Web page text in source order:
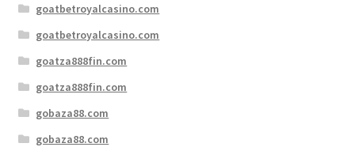
goatbetroyalcasino.com
goatbetroyalcasino.com
goatza888fin.com
goatza888fin.com
gobaza88.com
gobaza88.com